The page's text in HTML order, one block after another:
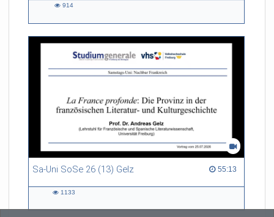
914
Sa-Uni SoSe 26 (13) Gelz 55:13
55:13 duration
1133